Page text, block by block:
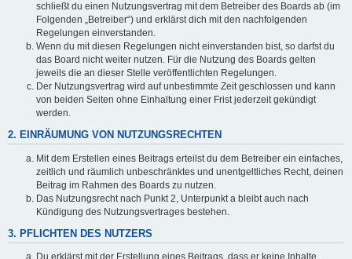
schließt du einen Nutzungsvertrag mit dem Betreiber des Boards ab (im
Folgenden „Betreiber“) und erklärst dich mit den nachfolgenden
Regelungen einverstanden.
Wenn du mit diesen Regelungen nicht einverstanden bist, so darfst du
das Board nicht weiter nutzen. Für die Nutzung des Boards gelten
jeweils die an dieser Stelle veröffentlichten Regelungen.
Der Nutzungsvertrag wird auf unbestimmte Zeit geschlossen und kann
von beiden Seiten ohne Einhaltung einer Frist jederzeit gekündigt
werden.
2. EINRÄUMUNG VON NUTZUNGSRECHTEN
Mit dem Erstellen eines Beitrags erteilst du dem Betreiber ein einfaches,
zeitlich und räumlich unbeschränktes und unentgeltliches Recht, deinen
Beitrag im Rahmen des Boards zu nutzen.
Das Nutzungsrecht nach Punkt 2, Unterpunkt a bleibt auch nach
Kündigung des Nutzungsvertrages bestehen.
3. PFLICHTEN DES NUTZERS